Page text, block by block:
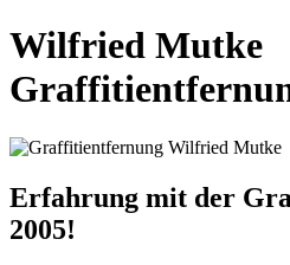
Wilfried Mutke
Erfahrung mit der
2005!